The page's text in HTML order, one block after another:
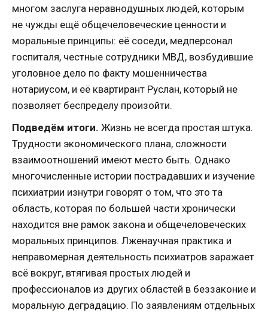
многом заслуга неравнодушных людей, которым
не чужды ещё общечеловеческие ценности и
моральные принципы: её соседи, медперсонал
госпиталя, честные сотрудники МВД, возбудившие
уголовное дело по факту мошенничества
нотариусом, и её квартирант Руслан, который не
позволяет беспределу произойти.
Подведём итоги. Жизнь не всегда простая штука.
Трудности экономического плана, сложности
взаимоотношений имеют место быть. Однако
многочисленные истории пострадавших и изучение
психиатрии изнутри говорят о том, что это та
область, которая по большей части хронически
находится вне рамок закона и общечеловеческих
моральных принципов. Лженаучная практика и
неправомерная деятельность психиатров заражает
всё вокруг, втягивая простых людей и
профессионалов из других областей в беззаконие и
моральную деградацию. По заявлениям отдельных